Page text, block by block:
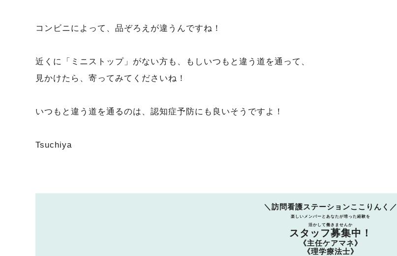
コンビニによって、品ぞろえが違うんですね！
近くに「ミニストップ」がない方も、もしいつもと違う道を通って、
見かけたら、寄ってみてくださいね！
いつもと違う道を通るのは、認知症予防にも良いそうですよ！
Tsuchiya
＼訪問看護ステーションここりんく／
楽しいメンバーとあなたが培った経験を
活かして働きませんか
スタッフ募集中！
《主任ケアマネ》
《理学療法士》